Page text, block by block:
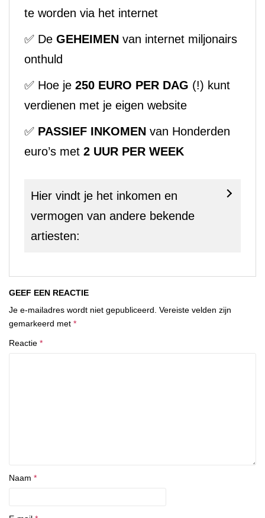
te worden via het internet
✅ De GEHEIMEN van internet miljonairs
onthuld
✅ Hoe je 250 EURO PER DAG (!) kunt
verdienen met je eigen website
✅ PASSIEF INKOMEN van Honderden
euro’s met 2 UUR PER WEEK
Hier vindt je het inkomen en
vermogen van andere bekende
artiesten:
GEEF EEN REACTIE
Je e-mailadres wordt niet gepubliceerd. Vereiste velden zijn
gemarkeerd met *
Reactie *
Naam *